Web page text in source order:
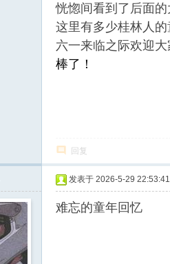
恍惚间看到了后面
这里有多少桂林人
六一来临之际欢迎
棒了！
回复
发表于 2026-5-29 22:53:41
难忘的童年回忆